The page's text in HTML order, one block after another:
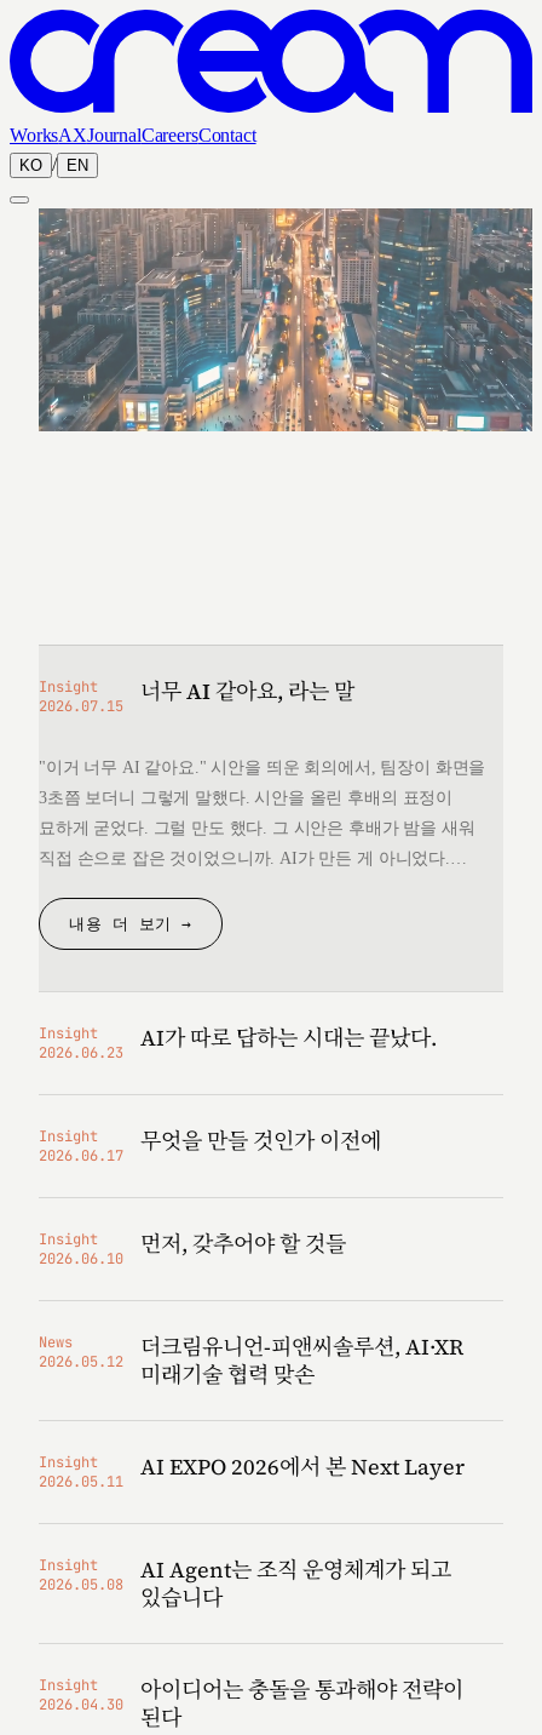
WorksAXJournalCareersContact
KO / EN
Insight
2026.07.15
너무 AI 같아요, 라는 말
"이거 너무 AI 같아요." 시안을 띄운 회의에서, 팀장이 화면을
3초쯤 보더니 그렇게 말했다. 시안을 올린 후배의 표정이
묘하게 굳었다. 그럴 만도 했다. 그 시안은 후배가 밤을 새워
직접 손으로 잡은 것이었으니까. AI가 만든 게 아니었다.
것을 변호할 언어를 끝내 찾지 못했다. 돌아오는 길에
생각했다. 대체 "AI 같다"는…
내용 더 보기 →
Insight
2026.06.23
AI가 따로 답하는 시대는 끝났다.
Insight
2026.06.17
무엇을 만들 것인가 이전에
Insight
2026.06.10
먼저, 갖추어야 할 것들
News
2026.05.12
더크림유니언-피앤씨솔루션, AI·XR
미래기술 협력 맞손
Insight
2026.05.11
AI EXPO 2026에서 본 Next Layer
Insight
2026.05.08
AI Agent는 조직 운영체계가 되고
있습니다
Insight
2026.04.30
아이디어는 충돌을 통과해야 전략이
된다